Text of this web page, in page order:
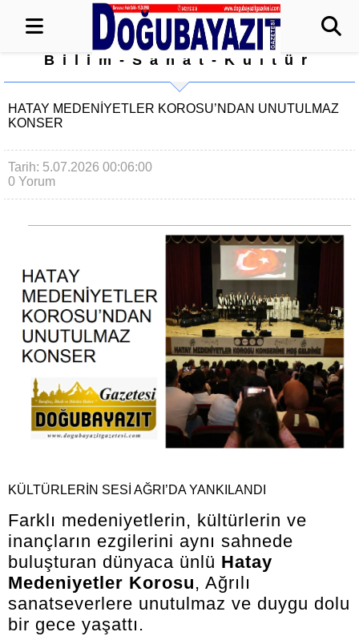
Bilim-Sanat-Kültür
HATAY MEDENİYETLER KOROSU’NDAN UNUTULMAZ
KONSER
Tarih: 5.07.2026 00:06:00
0 Yorum
KÜLTÜRLERİN SESİ AĞRI’DA YANKILANDI
Farklı medeniyetlerin, kültürlerin ve
inançların ezgilerini aynı sahnede
buluşturan dünyaca ünlü Hatay
Medeniyetler Korosu, Ağrılı
sanatseverlere unutulmaz ve duygu dolu
bir gece yaşattı.